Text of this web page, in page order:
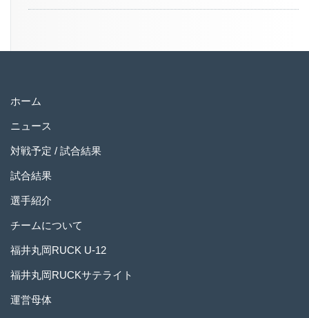
ホーム
ニュース
対戦予定 / 試合結果
試合結果
選手紹介
チームについて
福井丸岡RUCK U-12
福井丸岡RUCKサテライト
運営母体